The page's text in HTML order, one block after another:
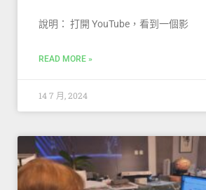
說明： 打開 YouTube，看到一個影
READ MORE »
14 7 月, 2024